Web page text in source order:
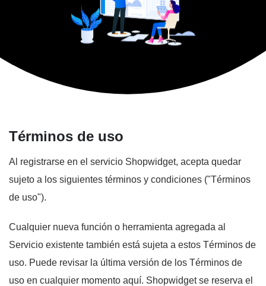
Términos de uso
Al registrarse en el servicio Shopwidget, acepta quedar
sujeto a los siguientes términos y condiciones ("Términos
de uso").
Cualquier nueva función o herramienta agregada al
Servicio existente también está sujeta a estos Términos de
uso. Puede revisar la última versión de los Términos de
uso en cualquier momento aquí. Shopwidget se reserva el